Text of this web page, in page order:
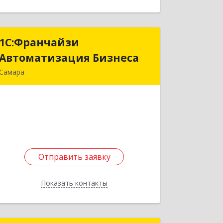
1С:Франчайзи
Бизнеса
Отправить заявку
Показать контакты
1С:Франчайзи
Автоматизация Бизнеса
Отправить заявку
Назад